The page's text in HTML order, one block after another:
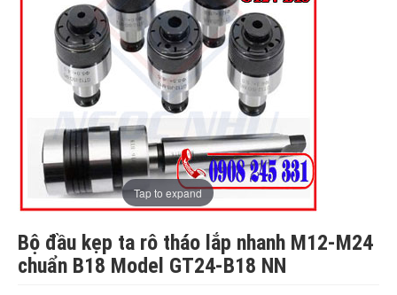
Tap to expand
Bộ đầu kẹp ta rô tháo lắp nhanh M12-M24
chuẩn B18 Model GT24-B18 NN